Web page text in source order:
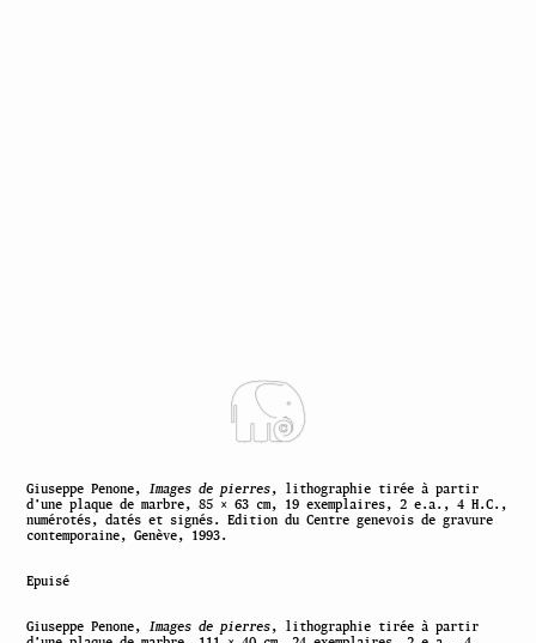
Giuseppe Penone, Images de pierres, lithographie tirée à partir
d’une plaque de marbre, 85 × 63 cm, 19 exemplaires, 2 e.a., 4 H.C.,
numérotés, datés et signés. Edition du Centre genevois de gravure
contemporaine, Genève, 1993.
Epuisé
Giuseppe Penone, Images de pierres, lithographie tirée à partir